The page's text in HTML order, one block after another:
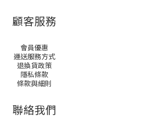
顧客服務
會員優惠
運送服務方式
退換貨政策
隱私條款
條款與細則
聯絡我們